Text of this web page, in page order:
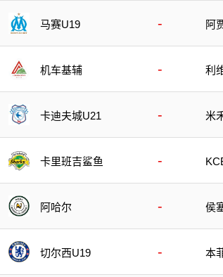
马赛U19 - 阿
机车基辅 - 利
卡迪夫城U21 - 米
卡里班吉鲨鱼 -
阿哈尔 - 侯
切尔西U19 - 本